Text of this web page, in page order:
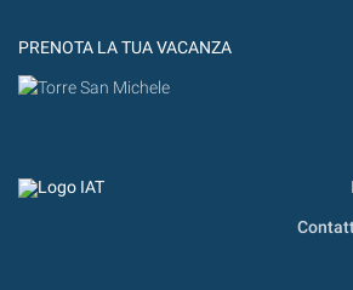
PRENOTA LA TUA VACANZA